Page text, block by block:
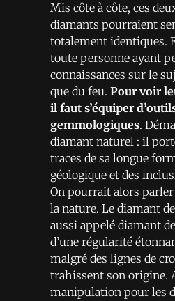
Mis côte à côte, ces
diamants pourraient
totalement identiques.
toute personne ayant
connaissances sur le
que du feu. Pour voir
il faut s’équiper
gemmologiques.
diamant naturel : il
traces de sa longue
géologique et des
On pourrait alors
la nature. Le diamant
aussi appelé diamant
d’une régularité
malgré des lignes de
trahissent son origine.
manipulation pour les